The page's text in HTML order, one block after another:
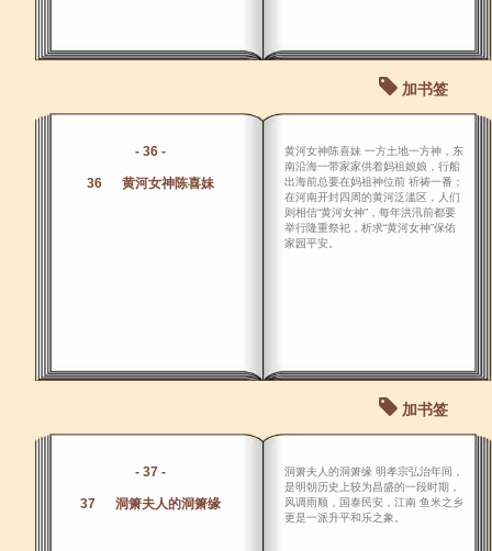
加书签
- 36 -
36 黄河女神陈喜妹
黄河女神陈喜妹 一方土地一方神，东
南沿海一带家家供着妈祖娘娘，行船
出海前总要在妈祖神位前 祈祷一番；
在河南开封四周的黄河泛滥区，人们
则相信“黄河女神”，每年洪汛前都要
举行隆重祭祀，析求“黄河女神”保佑
家园平安。
加书签
- 37 -
37 洞箫夫人的洞箫缘
洞箫夫人的洞箫缘 明孝宗弘治年间，
是明朝历史上较为昌盛的一段时期，
风调雨顺，国泰民安，江南 鱼米之乡
更是一派升平和乐之象。